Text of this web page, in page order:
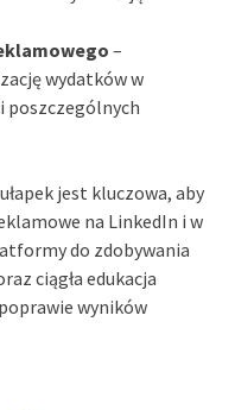
–
wydatków w
poszczególnych
jest kluczowa, aby
na LinkedIn i w
do zdobywania
ciągła edukacja
wyników